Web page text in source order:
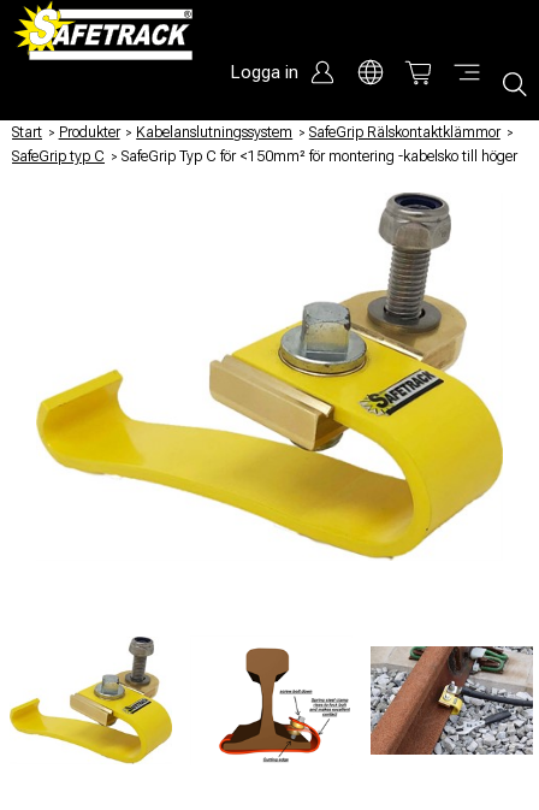
Logga in
Start / Produkter / Kabelanslutningssystem / SafeGrip Rälskontaktklämmor /
SafeGrip typ C / SafeGrip Typ C för <150mm² för montering -kabelsko till höger